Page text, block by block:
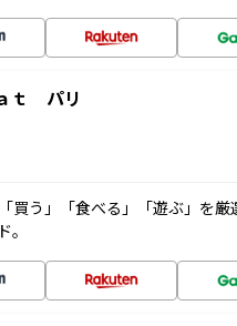
ｔ パリ
買う」「食べる」「遊ぶ」を